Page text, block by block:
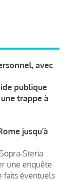
avec
publique
trappe à
jusqu’à
Steria
une enquête
faits éventuels